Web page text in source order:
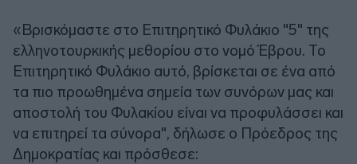
«Βρισκόμαστε στο Επιτηρητικό Φυλάκιο "5" της
ελληνοτουρκικής μεθορίου στο νομό Έβρου. Το
Επιτηρητικό Φυλάκιο αυτό, βρίσκεται σε ένα από
τα πιο προωθημένα σημεία των συνόρων μας και
αποστολή του Φυλακίου είναι να προφυλάσσει και
να επιτηρεί τα σύνορα", δήλωσε ο Πρόεδρος της
Δημοκρατίας και πρόσθεσε: